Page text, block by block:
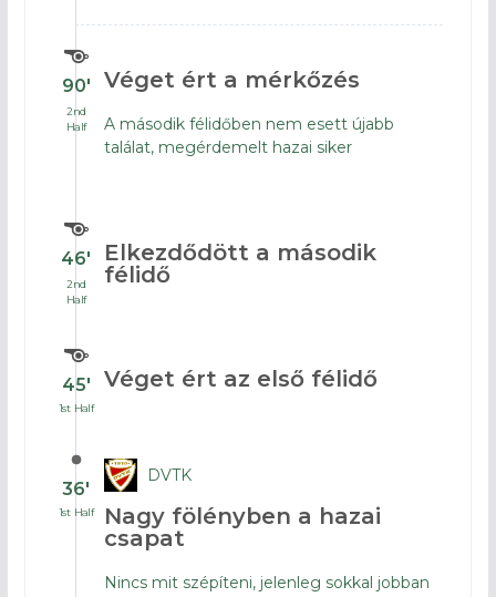
90′
2nd
Half
Véget ért a mérkőzés
A második félidőben nem esett újabb
találat, megérdemelt hazai siker
46′
2nd
Half
Elkezdődött a második
félidő
45′
1st Half
Véget ért az első félidő
36′
1st Half
DVTK
Nagy fölényben a hazai
csapat
Nincs mit szépíteni, jelenleg sokkal jobban